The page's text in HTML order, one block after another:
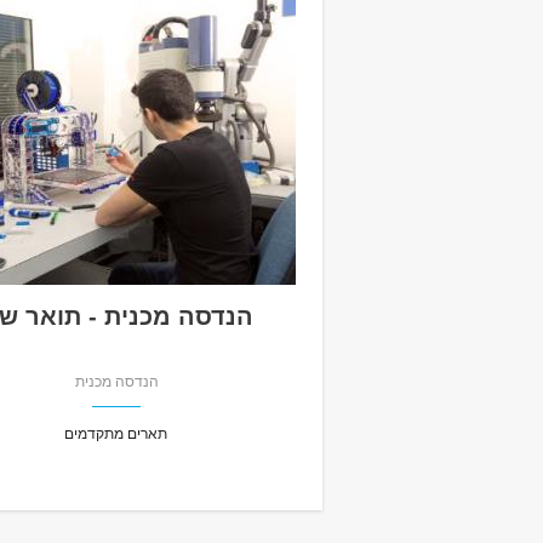
הנדסה מכנית - תואר
הנדסה מכנית
תארים מתקדמים